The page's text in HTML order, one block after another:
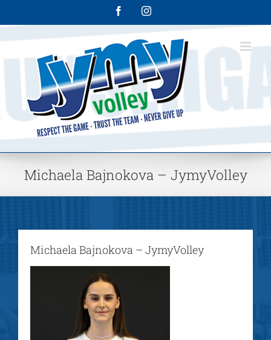
FacebookInstagram
Michaela Bajnokova – JymyVolley
Michaela Bajnokova – JymyVolley